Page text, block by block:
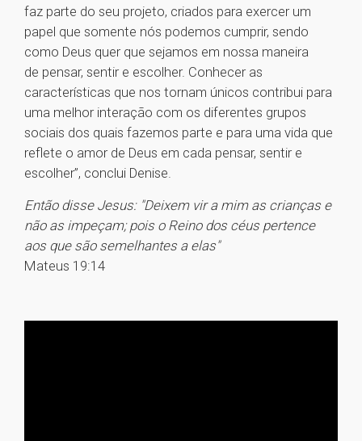
faz parte do seu projeto, criados para exercer um
papel que somente nós podemos cumprir, sendo
como Deus quer que sejamos em nossa maneira
de pensar, sentir e escolher. Conhecer as
características que nos tornam únicos contribui para
uma melhor interação com os diferentes grupos
sociais dos quais fazemos parte e para uma vida que
reflete o amor de Deus em cada pensar, sentir e
escolher”, conclui Denise.
Então disse Jesus: "Deixem vir a mim as crianças e
não as impeçam; pois o Reino dos céus pertence
aos que são semelhantes a elas"
Mateus 19:14